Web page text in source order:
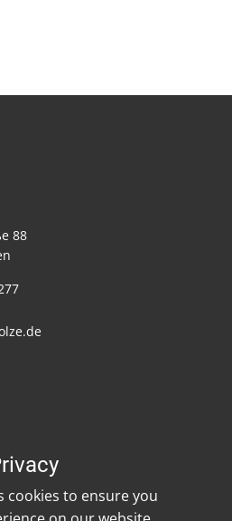
88
cookies to ensure you